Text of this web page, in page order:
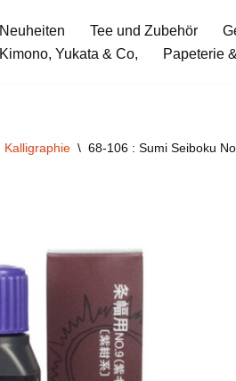
Neuheiten Tee und Zubehör
Kimono, Yukata & Co,
Papeterie
Kalligraphie \ 68-106 : Sumi Seiboku